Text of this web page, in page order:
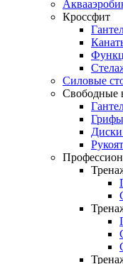
Кроссфит
Силовые
Свободные